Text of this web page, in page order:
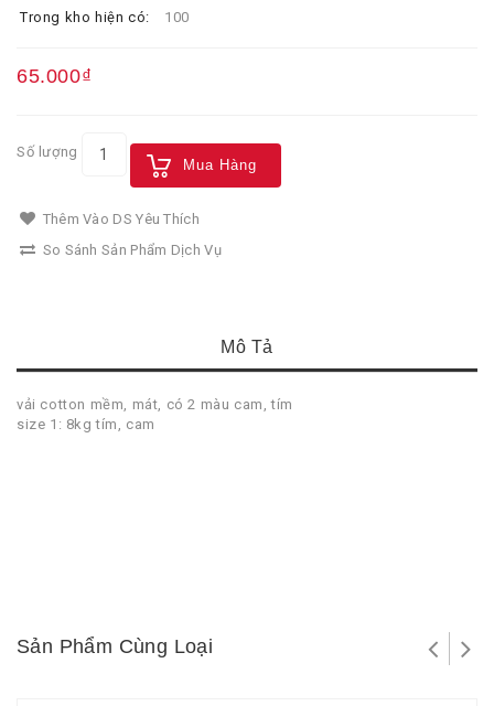
Trong kho hiện có:
100
65.000₫
Số lượng
Mua Hàng
Thêm Vào DS Yêu Thích
So Sánh Sản Phẩm Dịch Vụ
Mô Tả
vải cotton mềm, mát, có 2 màu cam, tím
size 1: 8kg tím, cam
Sản Phẩm Cùng Loại